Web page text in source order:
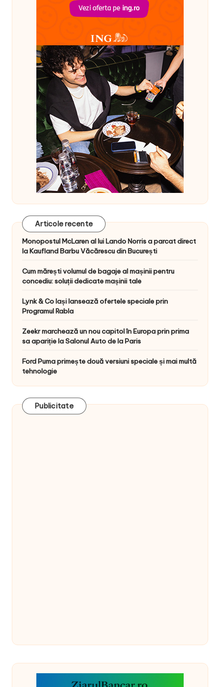
Articole recente
Monopostul McLaren al lui Lando Norris a parcat direct
la Kaufland Barbu Văcărescu din București
Cum mărești volumul de bagaje al mașinii pentru
concediu: soluții dedicate mașinii tale
Lynk & Co Iași lansează ofertele speciale prin
Programul Rabla
Zeekr marchează un nou capitol în Europa prin prima
sa apariție la Salonul Auto de la Paris
Ford Puma primește două versiuni speciale și mai multă
tehnologie
Publicitate